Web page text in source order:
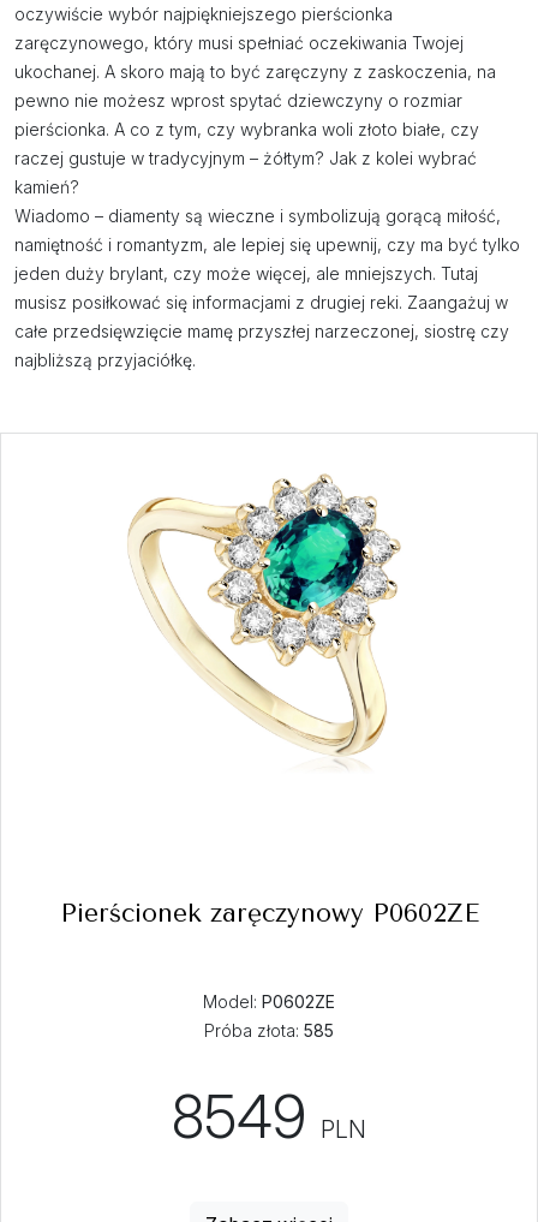
oczywiście wybór najpiękniejszego pierścionka
zaręczynowego, który musi spełniać oczekiwania Twojej
ukochanej. A skoro mają to być zaręczyny z zaskoczenia, na
pewno nie możesz wprost spytać dziewczyny o rozmiar
pierścionka. A co z tym, czy wybranka woli złoto białe, czy
raczej gustuje w tradycyjnym – żółtym? Jak z kolei wybrać
kamień?
Wiadomo – diamenty są wieczne i symbolizują gorącą miłość,
namiętność i romantyzm, ale lepiej się upewnij, czy ma być tylko
jeden duży brylant, czy może więcej, ale mniejszych. Tutaj
musisz posiłkować się informacjami z drugiej reki. Zaangażuj w
całe przedsięwzięcie mamę przyszłej narzeczonej, siostrę czy
najbliższą przyjaciółkę.
Pierścionek zaręczynowy P0602ZE
Model: P0602ZE
Próba złota: 585
8549 PLN